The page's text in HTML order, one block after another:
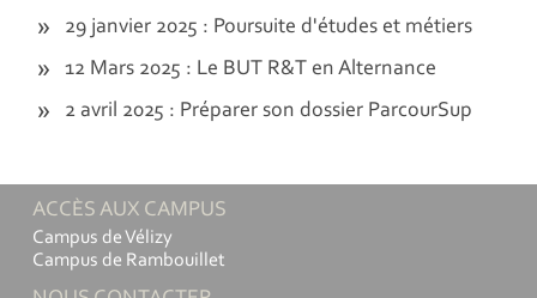
29 janvier 2025 : Poursuite d'études et métiers
12 Mars 2025 : Le BUT R&T en Alternance
2 avril 2025 : Préparer son dossier ParcourSup
ACCÈS AUX CAMPUS
Campus de Vélizy
Campus de Rambouillet